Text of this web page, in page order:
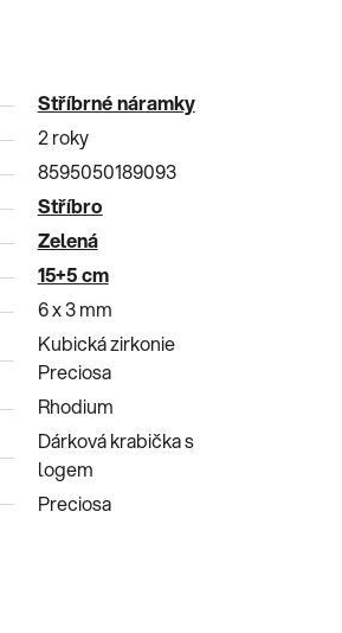
Stříbrné náramky
2 roky
8595050189093
Stříbro
Zelená
15+5 cm
6 x 3 mm
Kubická zirkonie
Preciosa
Rhodium
Dárková krabička s
logem
Preciosa